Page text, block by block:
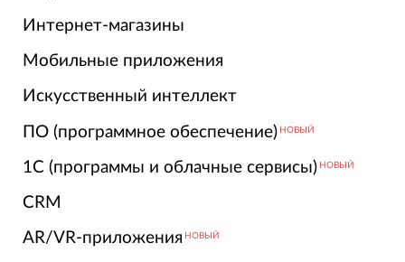
Интернет-магазины
Мобильные приложения
Искусственный интеллект
ПО (программное обеспечение) НОВЫЙ
1С (программы и облачные сервисы) НОВЫЙ
CRM
AR/VR-приложения НОВЫЙ